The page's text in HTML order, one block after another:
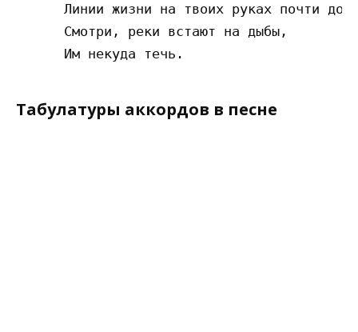
Линии жизни на твоих руках почти до
      Смотри, реки встают на дыбы,
Табулатуры аккордов в песне